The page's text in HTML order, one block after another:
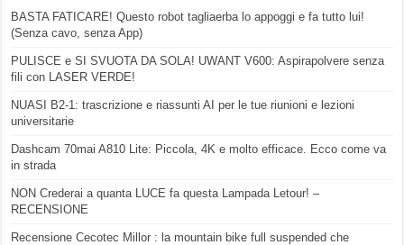
BASTA FATICARE! Questo robot tagliaerba lo appoggi e fa tutto lui!
(Senza cavo, senza App)
PULISCE e SI SVUOTA DA SOLA! UWANT V600: Aspirapolvere senza
fili con LASER VERDE!
NUASI B2-1: trascrizione e riassunti AI per le tue riunioni e lezioni
universitarie
Dashcam 70mai A810 Lite: Piccola, 4K e molto efficace. Ecco come va
in strada
NON Crederai a quanta LUCE fa questa Lampada Letour! –
RECENSIONE
Recensione Cecotec Millor : la mountain bike full suspended che